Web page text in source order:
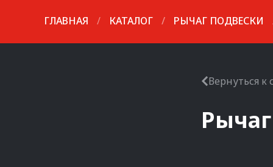
ГЛАВНАЯ / КАТАЛОГ / РЫЧАГ ПОДВЕСКИ
Вернуться к